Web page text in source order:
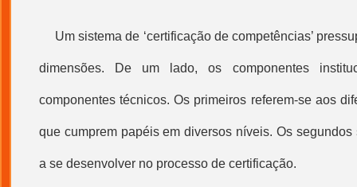
Um sistema de ‘certificação de competências’
dimensões. De um lado, os componentes
componentes técnicos. Os primeiros referem-se aos
que cumprem papéis em diversos níveis. Os
a se desenvolver no processo de certificação.